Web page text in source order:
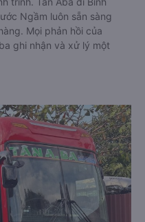
Ngầm luôn sẵn sàng
Mọi phản hồi của
ghi nhận và xử lý một